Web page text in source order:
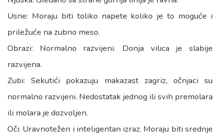
Usne: Moraju biti toliko napete koliko je to moguće i
priležuće na zubno meso.
Obrazi: Normalno razvijeni. Donja vilica je slabije
razvijena.
Zubi: Sekutići pokazuju makazast zagriz, očnjaci su
normalno razvijeni. Nedostatak jednog ili svih premolara
ili molara je dozvoljen.
Oči: Uravnotežen i inteligentan izraz. Moraju biti srednje